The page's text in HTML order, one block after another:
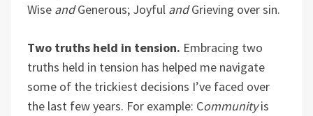
Wise andGenerous; Joyful andGrieving over sin.
Two truths held in tension. Embracing two
truths held in tension has helped me navigate
some of the trickiest decisions I’ve faced over
the last few years. For example: Communityis